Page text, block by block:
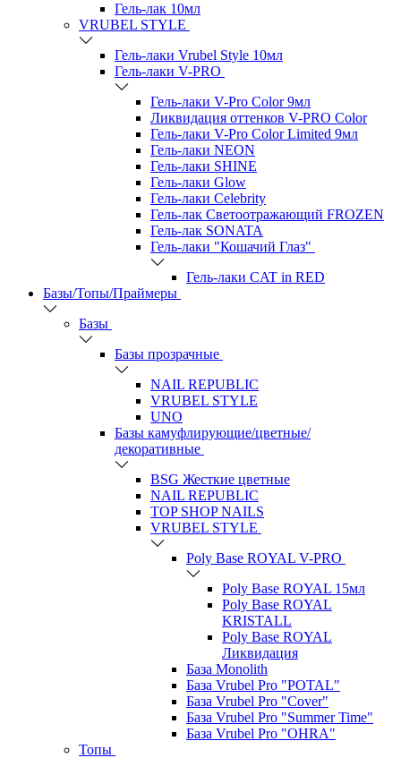
Гель-лак 10мл
VRUBEL STYLE
Гель-лаки Vrubel Style 10мл
Гель-лаки V-PRO
Гель-лаки V-Pro Color 9мл
Ликвидация оттенков V-PRO Color
Гель-лаки V-Pro Color Limited 9мл
Гель-лаки NEON
Гель-лаки SHINE
Гель-лаки Glow
Гель-лаки Celebrity
Гель-лак Светоотражающий FROZEN
Гель-лак SONATA
Гель-лаки "Кошачий Глаз"
Гель-лаки CAT in RED
Базы/Топы/Праймеры
Базы
Базы прозрачные
NAIL REPUBLIC
VRUBEL STYLE
UNO
Базы камуфлирующие/цветные/
декоративные
BSG Жесткие цветные
NAIL REPUBLIC
TOP SHOP NAILS
VRUBEL STYLE
Poly Base ROYAL V-PRO
Poly Base ROYAL 15мл
Poly Base ROYAL
KRISTALL
Poly Base ROYAL
Ликвидация
База Monolith
База Vrubel Pro "POTAL"
База Vrubel Pro "Сover"
База Vrubel Pro "Summer Time"
База Vrubel Pro "OHRA"
Топы